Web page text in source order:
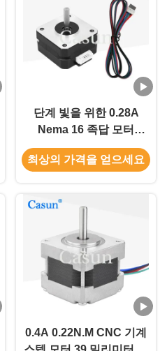
단계 빛을 위한 0.28A
Nema 16 족답 모터
Casun 16*16mm 댄서 모
터 120mN.M
최상의 가격을 얻으세요
0.4A 0.22N.M CNC 기계